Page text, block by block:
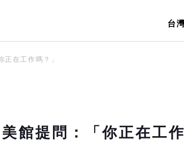
台
在工作嗎？」
館提問：「你正在工作